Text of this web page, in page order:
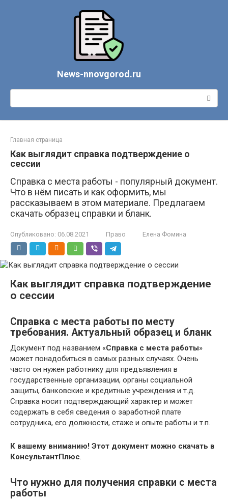
News-nnovgorod.ru
Поиск:
Главная страница
Как выглядит справка подтверждение о
сессии
Справка с места работы - популярный документ.
Что в нём писать и как оформить, мы
рассказываем в этом материале. Предлагаем
скачать образец справки и бланк.
Опубликовано: 06.08.2021 Право Елена Фомина
Как выглядит справка подтверждение
о сессии
Справка с места работы по месту
требования. Актуальный образец и бланк
Документ под названием «Справка с места работы»
может понадобиться в самых разных случаях. Очень
часто он нужен работнику для предъявления в
государственные организации, органы социальной
защиты, банковские и кредитные учреждения и т.д.
Справка носит подтверждающий характер и может
содержать в себя сведения о заработной плате
сотрудника, его должности, стаже и опыте работы и т.п.
К вашему вниманию! Этот документ можно скачать в
КонсультантПлюс.
Что нужно для получения справки с места
работы